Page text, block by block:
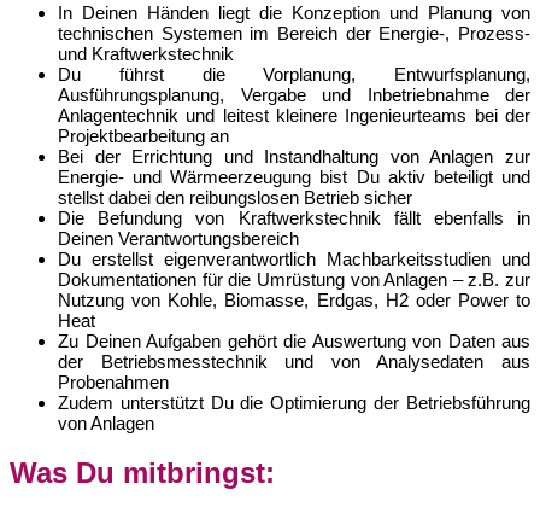
In Deinen Händen liegt die Konzeption und Planung von
technischen Systemen im Bereich der Energie-, Prozess-
und Kraftwerkstechnik
Du führst die Vorplanung, Entwurfsplanung,
Ausführungsplanung, Vergabe und Inbetriebnahme der
Anlagentechnik und leitest kleinere Ingenieurteams bei der
Projektbearbeitung an
Bei der Errichtung und Instandhaltung von Anlagen zur
Energie- und Wärmeerzeugung bist Du aktiv beteiligt und
stellst dabei den reibungslosen Betrieb sicher
Die Befundung von Kraftwerkstechnik fällt ebenfalls in
Deinen Verantwortungsbereich
Du erstellst eigenverantwortlich Machbarkeitsstudien und
Dokumentationen für die Umrüstung von Anlagen – z.B. zur
Nutzung von Kohle, Biomasse, Erdgas, H2 oder Power to
Heat
Zu Deinen Aufgaben gehört die Auswertung von Daten aus
der Betriebsmesstechnik und von Analysedaten aus
Probenahmen
Zudem unterstützt Du die Optimierung der Betriebsführung
von Anlagen
Was Du mitbringst: